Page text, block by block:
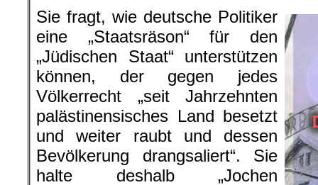
Sie fragt, wie deutsche Politiker
eine „Staatsräson“ für den
„Jüdischen Staat“ unterstützen
können, der gegen jedes
Völkerrecht „seit Jahrzehnten
palästinensisches Land besetzt
und weiter raubt und dessen
Bevölkerung drangsaliert“. Sie
halte deshalb „Jochen